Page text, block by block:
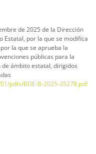
de 2025 de la Dirección
Estatal, por la que se modifica
la que se aprueba la
públicas para la
ámbito estatal, dirigidos
pdfs/BOE-B-2025-35278.pdf